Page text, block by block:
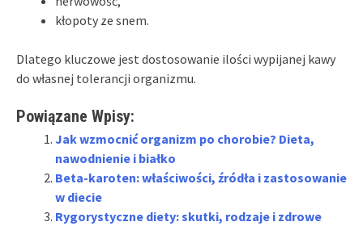
kłopoty ze snem.
Dlatego kluczowe jest dostosowanie ilości wypijanej kawy
do własnej tolerancji organizmu.
Powiązane Wpisy:
Jak wzmocnić organizm po chorobie? Dieta,
nawodnienie i białko
Beta-karoten: właściwości, źródła i zastosowanie
w diecie
Rygorystyczne diety: skutki, rodzaje i zdrowe